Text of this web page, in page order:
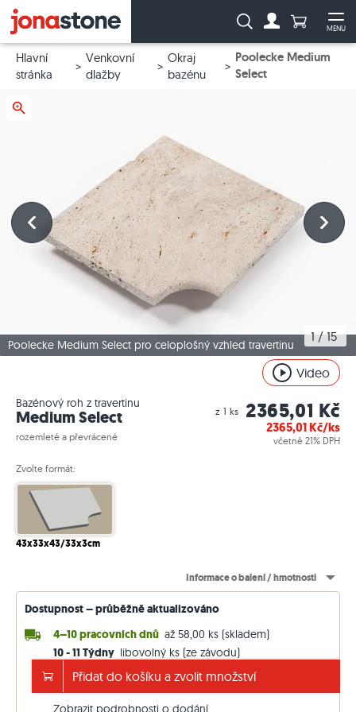
MENU
Vyhledávání:Počet
Hlavní
stránka
Venkovní
dlažby
Okraj
bazénu
Poolecke Medium
Select
Poolecke Medium Select pro celoplošný vzhled travertinu
1 / 15
Video
Bazénový roh z travertinu
Medium Select
rozemleté a převrácené
z 1 ks 2365,01 Kč
2365,01 Kč/ks
včetně 21% DPH
Zvolte formát:
43x33x43/33x3cm
Informace o balení / hmotnosti
Dostupnost – průběžně aktualizováno
4–10 pracovních dnů až 58,00 ks (skladem)
10 - 11 Týdny libovolný ks (ze závodu)
Doprava zdarma od 130.000 Kč
Zobrazit podrobnosti o dodání
Přidat do košíku a zvolit množství